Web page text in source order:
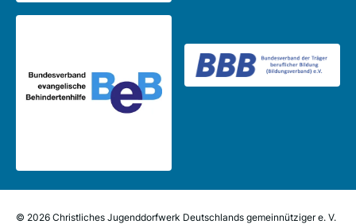
© 2026 Christliches Jugenddorfwerk Deutschlands gemeinnütziger e. V.